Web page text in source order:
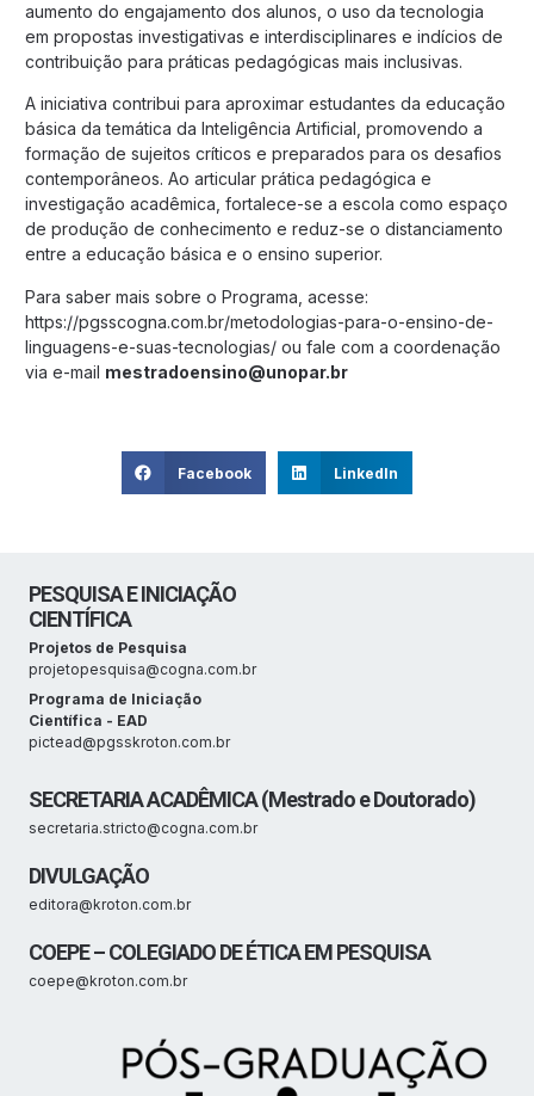
aumento do engajamento dos alunos, o uso da tecnologia
em propostas investigativas e interdisciplinares e indícios de
contribuição para práticas pedagógicas mais inclusivas.
A iniciativa contribui para aproximar estudantes da educação
básica da temática da Inteligência Artificial, promovendo a
formação de sujeitos críticos e preparados para os desafios
contemporâneos. Ao articular prática pedagógica e
investigação acadêmica, fortalece-se a escola como espaço
de produção de conhecimento e reduz-se o distanciamento
entre a educação básica e o ensino superior.
Para saber mais sobre o Programa, acesse:
https://pgsscogna.com.br/metodologias-para-o-ensino-de-
linguagens-e-suas-tecnologias/ ou fale com a coordenação
via e-mail mestradoensino@unopar.br
Facebook LinkedIn
PESQUISA E INICIAÇÃO
CIENTÍFICA
Projetos de Pesquisa
projetopesquisa@cogna.com.br
Programa de Iniciação
Científica - EAD
pictead@pgsskroton.com.br
SECRETARIA ACADÊMICA (Mestrado e Doutorado)
secretaria.stricto@cogna.com.br
DIVULGAÇÃO
editora@kroton.com.br
COEPE – COLEGIADO DE ÉTICA EM PESQUISA
coepe@kroton.com.br